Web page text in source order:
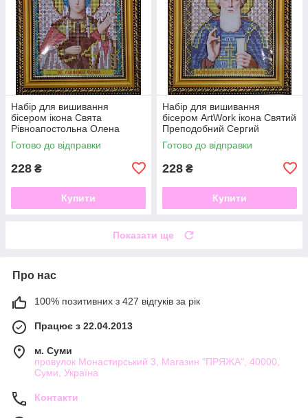
Набір для вишивання
бісером ікона Свята
Рівноапостольна Олена
VIA5020
Готово до відправки
228 ₴
Купити
Набір для вишивання
бісером ArtWork ікона Святий
Преподобний Сергий
Радонежский VIA 5034
Готово до відправки
228 ₴
Купити
Показати ще
Про нас
100% позитивних з 427 відгуків за рік
Працює з 22.04.2013
м. Суми
провулок Монастирський 3, Магазин "ПРЯЖА", 40000,
Суми, Україна
Контакти